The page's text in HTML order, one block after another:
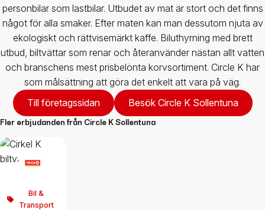
personbilar som lastbilar. Utbudet av mat är stort och det finns
något för alla smaker. Efter maten kan man dessutom njuta av
ekologiskt och rättvisemärkt kaffe. Biluthyrning med brett
utbud, biltvättar som renar och återanvänder nästan allt vatten
och branschens mest prisbelönta korvsortiment. Circle K har
som målsättning att göra det enkelt att vara på väg.
Till företagssidan
Besök Circle K Sollentuna
Fler erbjudanden från Circle K Sollentuna
Bil &
Transport